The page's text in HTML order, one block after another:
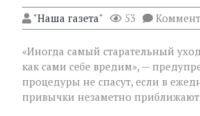
"Наша газета" 53
«Иногда самый старательный
как сами себе вредим», —
процедуры не спасут, если в
привычки незаметно